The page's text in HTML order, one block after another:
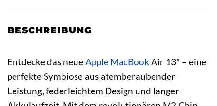
BESCHREIBUNG
Entdecke das neueApple MacBookAir 13″ – eine
perfekte Symbiose aus atemberaubender
Leistung, federleichtem Design und langer